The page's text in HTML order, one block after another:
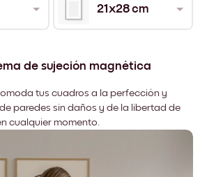
21x28 cm
de sujeción magnética
tus cuadros a la perfección y
paredes sin daños y de la libertad de
cualquier momento.